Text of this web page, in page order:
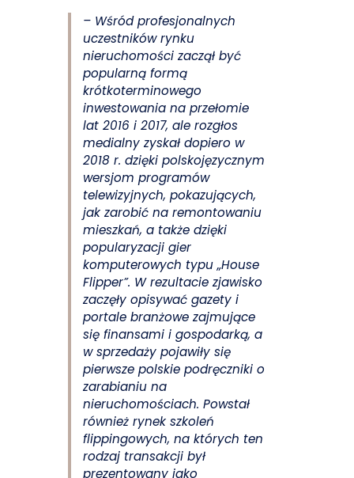
– Wśród profesjonalnych
uczestników rynku
nieruchomości zaczął być
popularną formą
krótkoterminowego
inwestowania na przełomie
lat 2016 i 2017, ale rozgłos
medialny zyskał dopiero w
2018 r. dzięki polskojęzycznym
wersjom programów
telewizyjnych, pokazujących,
jak zarobić na remontowaniu
mieszkań, a także dzięki
popularyzacji gier
komputerowych typu „House
Flipper”. W rezultacie zjawisko
zaczęły opisywać gazety i
portale branżowe zajmujące
się finansami i gospodarką, a
w sprzedaży pojawiły się
pierwsze polskie podręczniki o
zarabianiu na
nieruchomościach. Powstał
również rynek szkoleń
flippingowych, na których ten
rodzaj transakcji był
prezentowany jako